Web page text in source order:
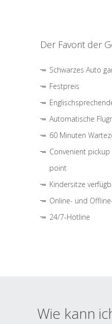
Der Favorit der
Schwarzes Auto
Festpreis
Automatische
60 Minuten
Convenient
point
Kindersitze
Online- und
24/7-Hotline
Wie kann